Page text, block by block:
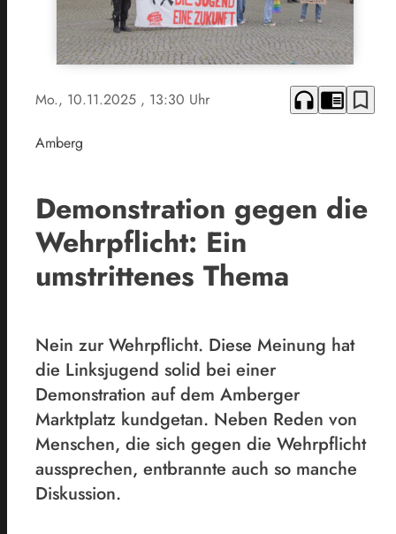
Mo., 10.11.2025 , 13:30 Uhr headphones chrome_reader_mode bookmark_border
Amberg
Demonstration gegen die
Wehrpflicht: Ein
umstrittenes Thema
Nein zur Wehrpflicht. Diese Meinung hat
die Linksjugend solid bei einer
Demonstration auf dem Amberger
Marktplatz kundgetan. Neben Reden von
Menschen, die sich gegen die Wehrpflicht
aussprechen, entbrannte auch so manche
Diskussion.